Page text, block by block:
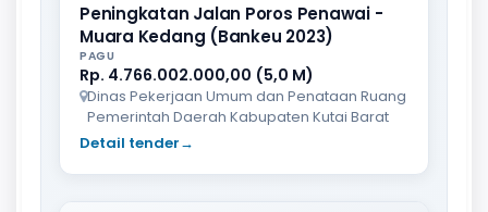
Peningkatan Jalan Poros Penawai -
Muara Kedang (Bankeu 2023)
PAGU
Rp. 4.766.002.000,00 (5,0 M)
Dinas Pekerjaan Umum dan Penataan Ruang
Pemerintah Daerah Kabupaten Kutai Barat
Detail tender→